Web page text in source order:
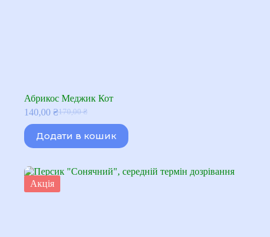
Абрикос Меджик Кот
170,00₴
Оригінальна
ціна:
170,00 ₴.
140,00 ₴Поточна
ціна:
140,00 ₴.
Додати в кошик
Акція